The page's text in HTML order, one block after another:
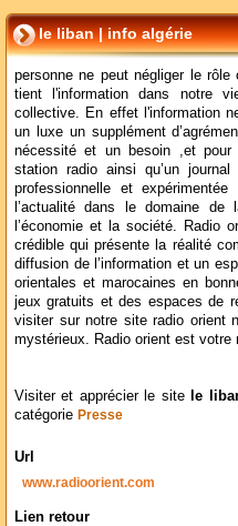
le liban | info algérie
personne ne peut négliger le rôle
tient l'information dans notre
collective. En effet l'information
un luxe un supplément
nécessité et un besoin ,et pour
station radio ainsi qu’un
professionnelle et
l’actualité dans le domaine
l’économie et la société. Radio
crédible qui présente la réalité
diffusion de l’information et un
orientales et marocaines en
jeux gratuits et des espaces de
visiter sur notre site radio orient
mystérieux. Radio orient est votre
Visiter et apprécier le site le
catégorie Presse
Url
www.radioorient.com
Lien retour